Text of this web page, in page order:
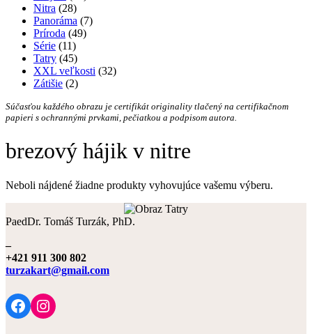
Nitra (28)
Panoráma (7)
Príroda (49)
Série (11)
Tatry (45)
XXL veľkosti (32)
Zátišie (2)
Súčasťou každého obrazu je certifikát originality tlačený na certifikačnom
papieri s ochrannými prvkami, pečiatkou a podpisom autora.
brezový hájik v nitre
Neboli nájdené žiadne produkty vyhovujúce vašemu výberu.
PaedDr. Tomáš Turzák, PhD.
–
+421 911 300 802
turzakart@gmail.com
FacebookInstagram